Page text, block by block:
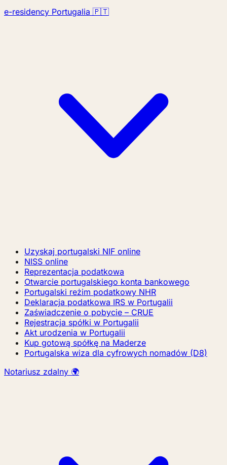
e-residency Portugalia 🇵🇹
Uzyskaj portugalski NIF online
NISS online
Reprezentacja podatkowa
Otwarcie portugalskiego konta bankowego
Portugalski reżim podatkowy NHR
Deklaracja podatkowa IRS w Portugalii
Zaświadczenie o pobycie – CRUE
Rejestracja spółki w Portugalii
Akt urodzenia w Portugalii
Kup gotową spółkę na Maderze
Portugalska wiza dla cyfrowych nomadów (D8)
Notariusz zdalny 🌍